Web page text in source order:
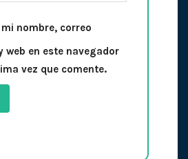
nombre, correo
web en este navegador
vez que comente.